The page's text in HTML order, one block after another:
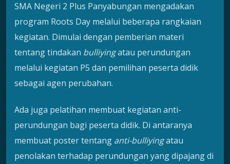
SMA Negeri 2 Plus Panyabungan mengadakan
program Roots Day melalui beberapa rangkaian
kegiatan. Dimulai dengan pemberian materi
tentang tindakan bulliyingatau perundungan
melalui kegiatan P5 dan pemilihan peserta didik
sebagai agen perubahan.
Ada juga pelatihan membuat kegiatan anti-
perundungan bagi peserta didik. Di antaranya
membuat poster tentang anti-bulliyingatau
penolakan terhadap perundungan yang dipajang di